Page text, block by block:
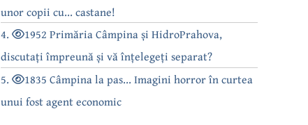
unor copii cu... castane!
4.
1952 Primăria Câmpina și HidroPrahova,
discutați împreună și vă înțelegeți separat?
5.
1835 Câmpina la pas... Imagini horror în curtea
unui fost agent economic